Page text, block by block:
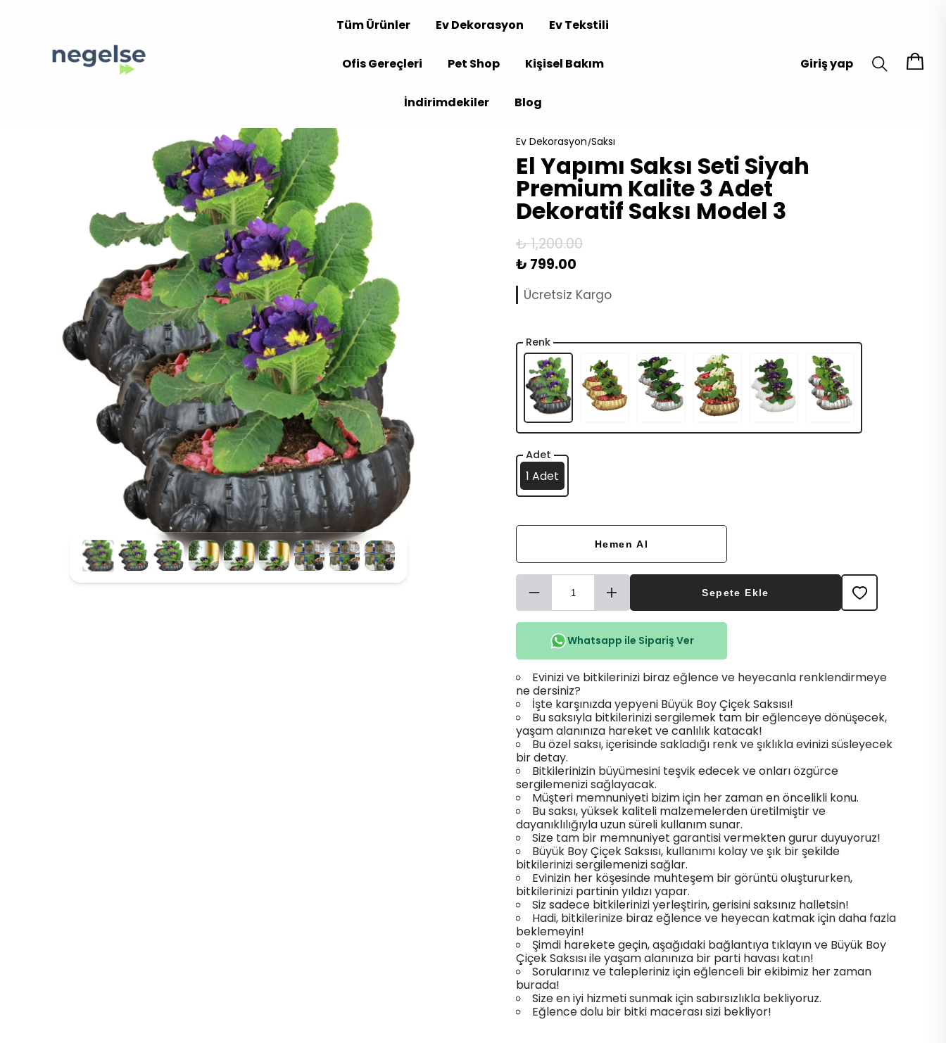
Tüm Ürünler Ev Dekorasyon Ev Tekstili
Ofis Gereçleri Pet Shop Kişisel Bakım
İndirimdekiler Blog
Giriş yap
Ev Dekorasyon Saksı
El Yapımı Saksı Seti Siyah
Premium Kalite 3 Adet
Dekoratif Saksı Model 3
₺ 1,200.00
₺ 799.00
Ücretsiz Kargo
Renk
Adet
1 Adet
Hemen Al
Sepete Ekle
Whatsapp ile Sipariş Ver
Evinizi ve bitkilerinizi biraz eğlence ve heyecanla renklendirmeye
ne dersiniz?
İşte karşınızda yepyeni Büyük Boy Çiçek Saksısı!
Bu saksıyla bitkilerinizi sergilemek tam bir eğlenceye dönüşecek,
yaşam alanınıza hareket ve canlılık katacak!
Bu özel saksı, içerisinde sakladığı renk ve şıklıkla evinizi süsleyecek
bir detay.
Bitkilerinizin büyümesini teşvik edecek ve onları özgürce
sergilemenizi sağlayacak.
Müşteri memnuniyeti bizim için her zaman en öncelikli konu.
Bu saksı, yüksek kaliteli malzemelerden üretilmiştir ve
dayanıklılığıyla uzun süreli kullanım sunar.
Size tam bir memnuniyet garantisi vermekten gurur duyuyoruz!
Büyük Boy Çiçek Saksısı, kullanımı kolay ve şık bir şekilde
bitkilerinizi sergilemenizi sağlar.
Evinizin her köşesinde muhteşem bir görüntü oluştururken,
bitkilerinizi partinin yıldızı yapar.
Siz sadece bitkilerinizi yerleştirin, gerisini saksınız halletsin!
Hadi, bitkilerinize biraz eğlence ve heyecan katmak için daha fazla
beklemeyin!
Şimdi harekete geçin, aşağıdaki bağlantıya tıklayın ve Büyük Boy
Çiçek Saksısı ile yaşam alanınıza bir parti havası katın!
Sorularınız ve talepleriniz için eğlenceli bir ekibimiz her zaman
burada!
Size en iyi hizmeti sunmak için sabırsızlıkla bekliyoruz.
Eğlence dolu bir bitki macerası sizi bekliyor!